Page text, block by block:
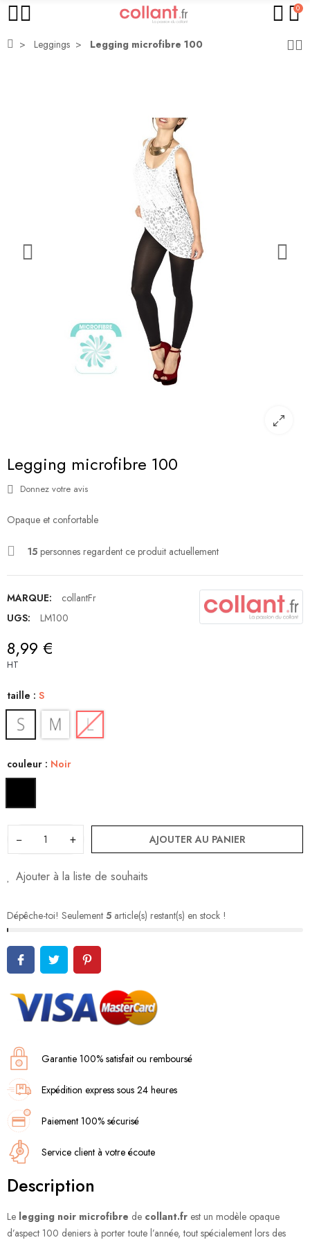
0
Leggings Legging microfibre 100
Legging microfibre 100
Donnez votre avis
Opaque et confortable
15 personnes regardent ce produit actuellement
MARQUE:
collantFr
UGS:
LM100
8,99 €
HT
taille : S
couleur : Noir
− + AJOUTER AU PANIER
Ajouter à la liste de souhaits
Dépêche-toi! Seulement 5 article(s) restant(s) en stock !
Garantie 100% satisfait ou remboursé
Expédition express sous 24 heures
Paiement 100% sécurisé
Service client à votre écoute
Description
Le legging noir microfibre de collant.fr est un modèle opaque
d’aspect 100 deniers à porter toute l’année, tout spécialement lors des